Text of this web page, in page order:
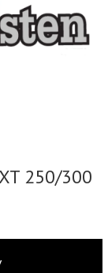
250/300